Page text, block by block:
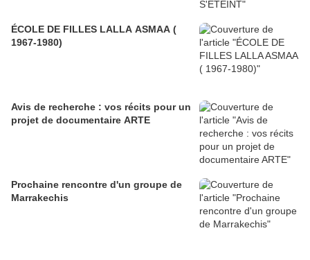
ÉCOLE DE FILLES LALLA ASMAA (
1967-1980)
Avis de recherche : vos récits pour un
projet de documentaire ARTE
Prochaine rencontre d'un groupe de
Marrakechis